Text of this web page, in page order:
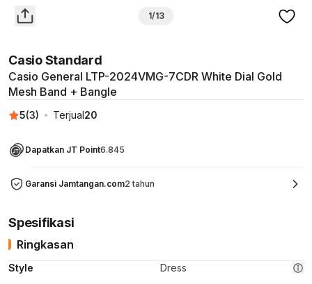
1/13
Casio Standard
Casio General LTP-2024VMG-7CDR White Dial Gold
Mesh Band + Bangle
5(3) Terjual20
Dapatkan JT Point6.845
Garansi Jamtangan.com2 tahun
Spesifikasi
Ringkasan
Style Dress